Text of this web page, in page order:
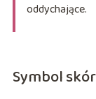
oddychające.
Symbol